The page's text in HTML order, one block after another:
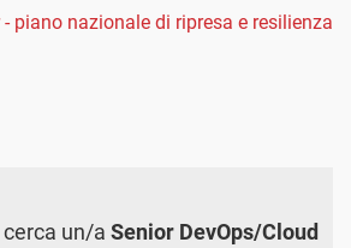
- piano nazionale di ripresa e resilienza
cerca un/a Senior DevOps/Cloud